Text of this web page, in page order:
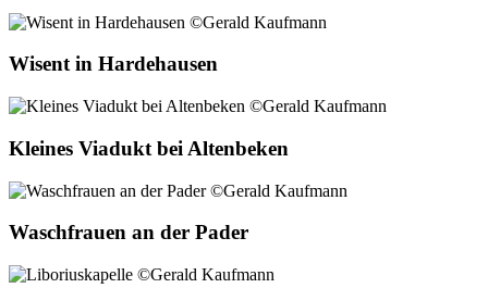
Wisent in Hardehausen
Kleines Viadukt bei Altenbeken
Waschfrauen an der Pader